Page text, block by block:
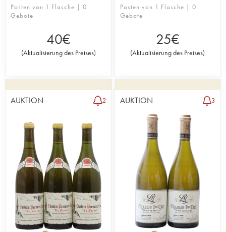
Posten von 1 Flasche | 0
Gebote
40€
(Aktualisierung des Preises)
Posten von 1 Flasche | 0
Gebote
25€
(Aktualisierung des Preises)
AUKTION 2 AUKTION 3